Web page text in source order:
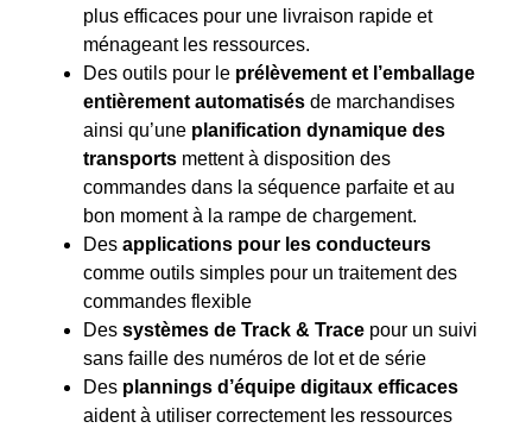
plus efficaces pour une livraison rapide et
ménageant les ressources.
Des outils pour le prélèvement et l’emballage
entièrement automatisés de marchandises
ainsi qu’une planification dynamique des
transports mettent à disposition des
commandes dans la séquence parfaite et au
bon moment à la rampe de chargement.
Des applications pour les conducteurs
comme outils simples pour un traitement des
commandes flexible
Des systèmes de Track & Trace pour un suivi
sans faille des numéros de lot et de série
Des plannings d’équipe digitaux efficaces
aident à utiliser correctement les ressources